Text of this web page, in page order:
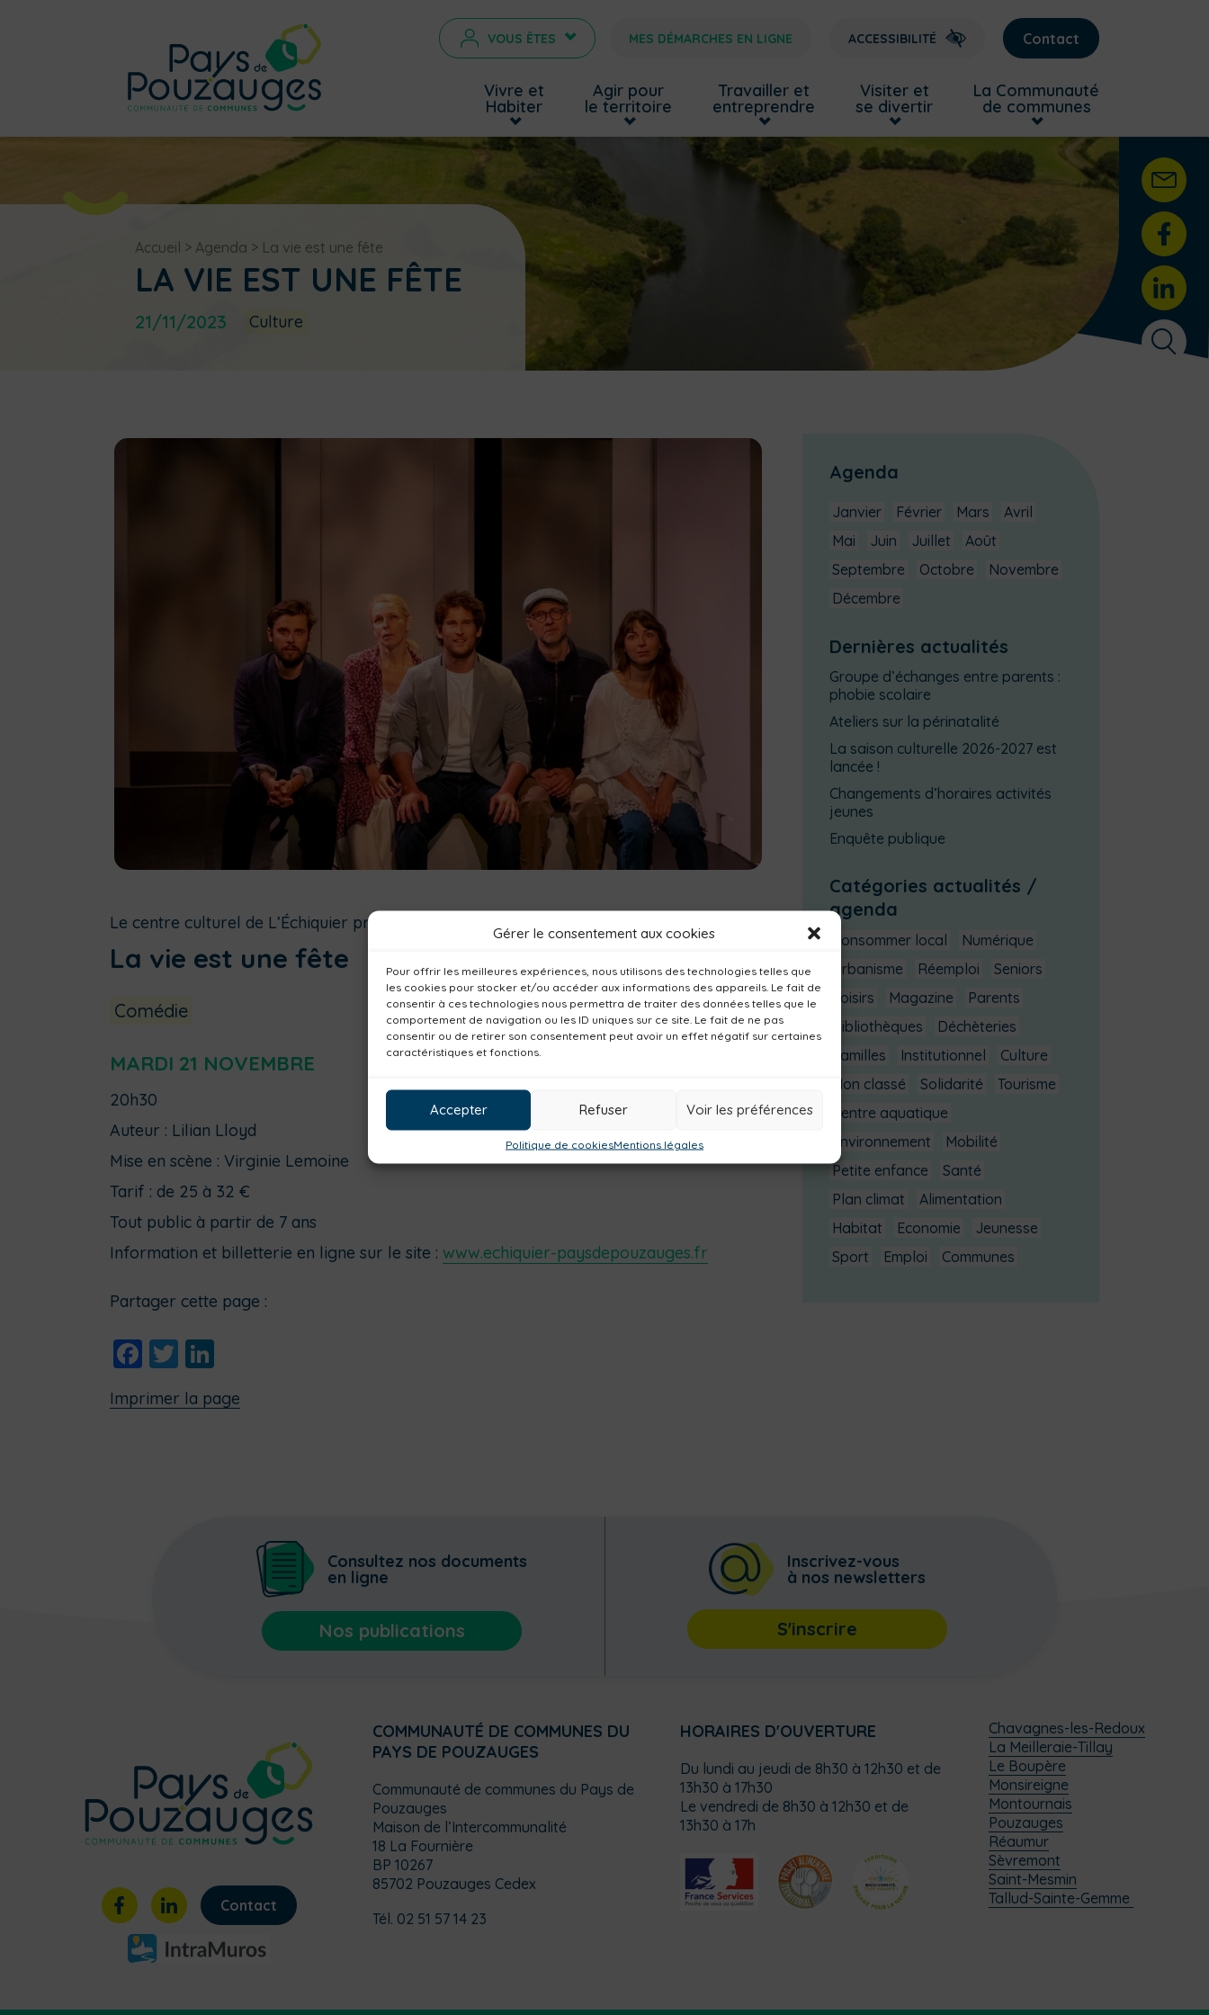
Gérer le consentement aux cookies
Pour offrir les meilleures expériences, nous utilisons des technologies telles que
les cookies pour stocker et/ou accéder aux informations des appareils. Le fait de
consentir à ces technologies nous permettra de traiter des données telles que le
comportement de navigation ou les ID uniques sur ce site. Le fait de ne pas
consentir ou de retirer son consentement peut avoir un effet négatif sur certaines
caractéristiques et fonctions.
Accepter Refuser Voir les préférences
Politique de cookiesMentions légales
VOUS ÊTES > MES DÉMARCHES EN LIGNE ACCESSIBILITÉ Contact
Vivre et
Habiter
Agir pour
le territoire
Travailler et
entreprendre
Visiter et
se divertir
La Communauté
de communes
Accueil > Agenda > La vie est une fête
LA VIE EST UNE FÊTE
21/11/2023 Culture
Le centre culturel de L’Échiquier présente :
La vie est une fête
Comédie
MARDI 21 NOVEMBRE
20h30
Auteur : Lilian Lloyd
Mise en scène : Virginie Lemoine
Tarif : de 25 à 32 €
Tout public à partir de 7 ans
Information et billetterie en ligne sur le site : www.echiquier-paysdepouzauges.fr
Partager cette page :
Facebook
Twitter
Imprimer la page
Agenda
Janvier Février Mars
Avril
Mai
Juin Juillet
Août
Septembre
Octobre
Novembre
Décembre
Dernières actualités
Groupe d’échanges entre parents :
phobie scolaire
Ateliers sur la périnatalité
La saison culturelle 2026-2027 est
lancée !
Changements d’horaires activités
jeunes
Enquête publique
Catégories actualités /
agenda
Consommer local
Numérique
Urbanisme
Réemploi
Seniors
Loisirs
Magazine
Parents
Bibliothèques
Déchèteries
Familles
Institutionnel
Culture
Non classé
Solidarité
Tourisme
Centre aquatique
Environnement
Mobilité
Petite enfance
Santé
Plan climat
Alimentation
Habitat
Economie
Jeunesse
Sport
Emploi Communes
Consultez nos documents
en ligne
Nos publications
Inscrivez-vous
à nos newsletters
S'inscrire
Contact
COMMUNAUTÉ DE COMMUNES DU
PAYS DE POUZAUGES
Communauté de communes du Pays de
Pouzauges
Maison de l’Intercommunalité
18 La Fournière
BP 10267
85702 Pouzauges Cedex
Tél. 02 51 57 14 23
HORAIRES D'OUVERTURE
Du lundi au jeudi de 8h30 à 12h30 et de
13h30 à 17h30
Le vendredi de 8h30 à 12h30 et de
13h30 à 17h
Chavagnes-les-Redoux
La Meilleraie-Tillay
Le Boupère
Monsireigne
Montournais
Pouzauges
Réaumur
Sèvremont
Saint-Mesmin
Tallud-Sainte-Gemme